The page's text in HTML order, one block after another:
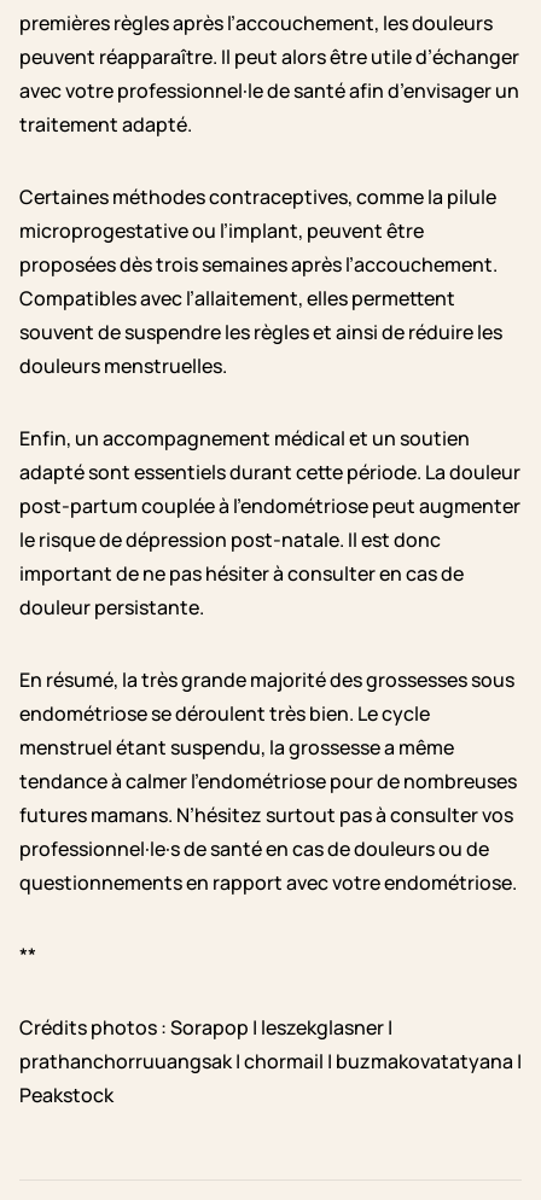
premières règles après l’accouchement, les douleurs
peuvent réapparaître. Il peut alors être utile d’échanger
avec votre professionnel·le de santé afin d’envisager un
traitement adapté.
Certaines méthodes contraceptives, comme la pilule
microprogestative ou l’implant, peuvent être
proposées dès trois semaines après l’accouchement.
Compatibles avec l’allaitement, elles permettent
souvent de suspendre les règles et ainsi de réduire les
douleurs menstruelles.
Enfin, un accompagnement médical et un soutien
adapté sont essentiels durant cette période. La douleur
post-partum couplée à l’endométriose peut augmenter
le risque de dépression post-natale. Il est donc
important de ne pas hésiter à consulter en cas de
douleur persistante.
En résumé, la très grande majorité des grossesses sous
endométriose se déroulent très bien. Le cycle
menstruel étant suspendu, la grossesse a même
tendance à calmer l’endométriose pour de nombreuses
futures mamans. N’hésitez surtout pas à consulter vos
professionnel·le·s de santé en cas de douleurs ou de
questionnements en rapport avec votre endométriose.
**
Crédits photos : Sorapop | leszekglasner |
prathanchorruuangsak | chormail | buzmakovatatyana |
Peakstock